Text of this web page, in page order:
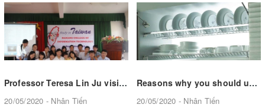
Professor Teresa Lin Ju visit Vinahardware
20/05/2020 - Nhân Tiến
Reasons why you should use Vinahardware dish shelves
20/05/2020 - Nhân Tiến